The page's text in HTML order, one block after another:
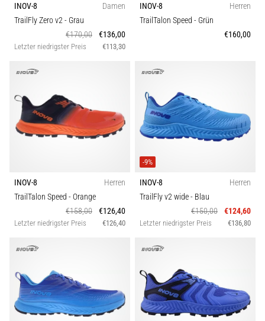
INOV-8
Damen
TrailFly Zero v2- Grau
€170,00
€136,00
Letzter niedrigster Preis €113,30
INOV-8
Herren
TrailTalon Speed - Grün
€160,00
INOV-8
Herren
TrailTalon Speed - Orange
€158,00
€126,40
Letzter niedrigster Preis €126,40
-9%
INOV-8
Herren
TrailFly v2 wide- Blau
€150,00
€124,60
Letzter niedrigster Preis €136,80